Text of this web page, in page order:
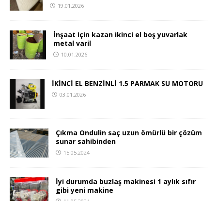
19.01.2026
İnşaat için kazan ikinci el boş yuvarlak
metal varil
10.01.2026
İKİNCİ EL BENZİNLİ 1.5 PARMAK SU MOTORU
03.01.2026
Çıkma Ondulin saç uzun ömürlü bir çözüm
sunar sahibinden
15.05.2024
İyi durumda buzlaş makinesi 1 aylık sıfır
gibi yeni makine